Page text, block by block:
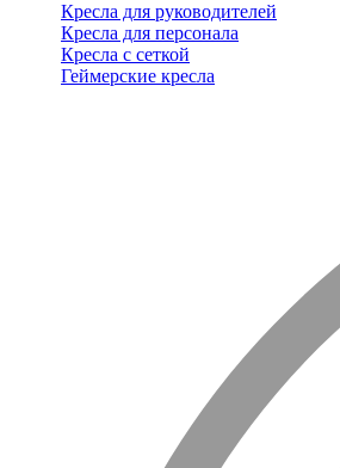
Кресла для руководителей
Кресла для персонала
Кресла с сеткой
Геймерские кресла